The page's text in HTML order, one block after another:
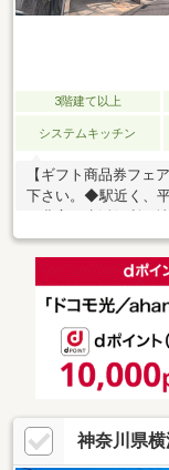
3階建て以上
システムキッチン
【ギフト商品券フェ
下さい。◆駅近く、
ン車庫付き♪◆前面道
広々ＬＤＫ15.25帖
インクローゼット付
♪◆ビルトイン車庫
神奈川県